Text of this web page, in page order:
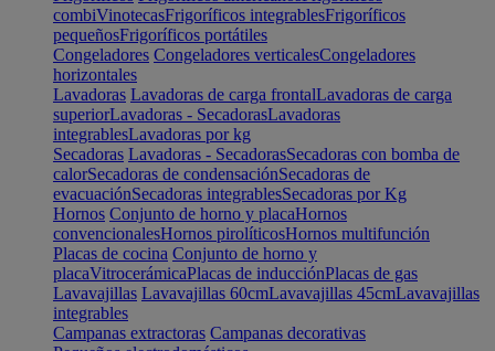
combiVinotecasFrigoríficos integrablesFrigoríficos
pequeñosFrigoríficos portátiles
Congeladores Congeladores verticalesCongeladores
horizontales
Lavadoras Lavadoras de carga frontalLavadoras de carga
superiorLavadoras - SecadorasLavadoras
integrablesLavadoras por kg
Secadoras Lavadoras - SecadorasSecadoras con bomba de
calorSecadoras de condensaciónSecadoras de
evacuaciónSecadoras integrablesSecadoras por Kg
Hornos Conjunto de horno y placaHornos
convencionalesHornos pirolíticosHornos multifunción
Placas de cocina Conjunto de horno y
placaVitrocerámicaPlacas de inducciónPlacas de gas
Lavavajillas Lavavajillas 60cmLavavajillas 45cmLavavajillas
integrables
Campanas extractoras Campanas decorativas